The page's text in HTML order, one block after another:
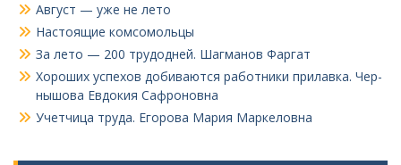
Август — уже не лето
Настоящие комсомольцы
За лето — 200 трудодней. Шагманов Фаргат
Хороших успехов добиваются работники прилавка. Чер­
нышова Евдокия Сафроновна
Учетчица труда. Его­рова Мария Маркеловна